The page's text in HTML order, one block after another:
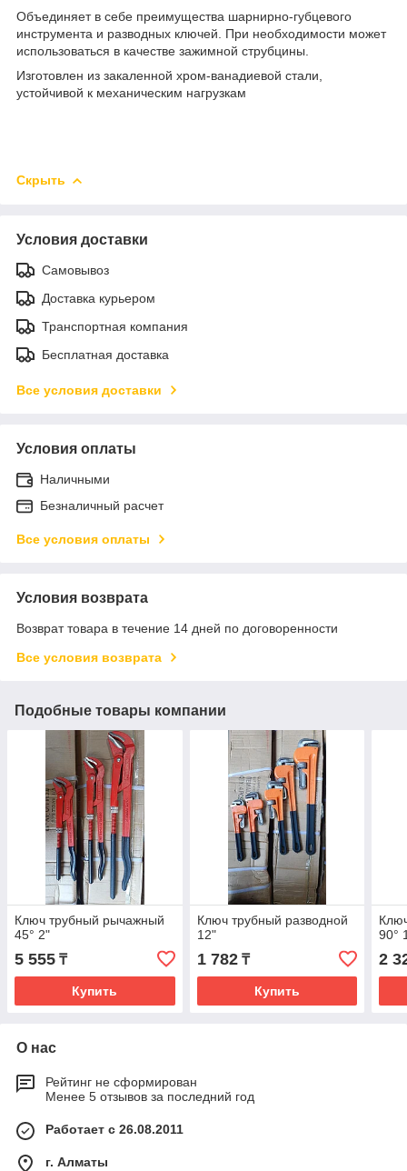
Объединяет в себе преимущества шарнирно-губцевого
инструмента и разводных ключей. При необходимости может
использоваться в качестве зажимной струбцины.
Изготовлен из закаленной хром-ванадиевой стали,
устойчивой к механическим нагрузкам
Скрыть
Условия доставки
Самовывоз
Доставка курьером
Транспортная компания
Бесплатная доставка
Все условия доставки
Условия оплаты
Наличными
Безналичный расчет
Все условия оплаты
Условия возврата
Возврат товара в течение 14 дней по договоренности
Все условия возврата
Подобные товары компании
Ключ трубный рычажный
45° 2"
5 555 ₸
Купить
Ключ трубный разводной
12"
1 782₸
Купить
90°
2
О нас
Рейтинг не сформирован
Менее 5 отзывов за последний год
Работает с 26.08.2011
г. Алматы